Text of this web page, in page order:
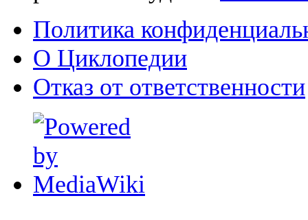
Политика
О Циклопедии
Отказ от ответственности